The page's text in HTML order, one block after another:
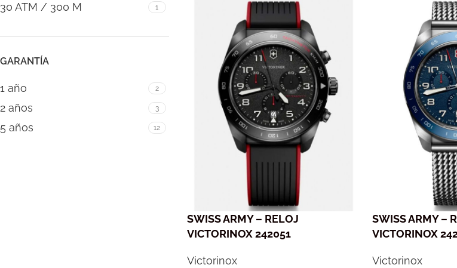
30 ATM / 300 M 1
GARANTÍA
1 año 2
2 años 3
5 años 12
SWISS ARMY – RELOJ
VICTORINOX 242051
Victorinox
SWISS ARMY –
VICTORINOX
Victorinox